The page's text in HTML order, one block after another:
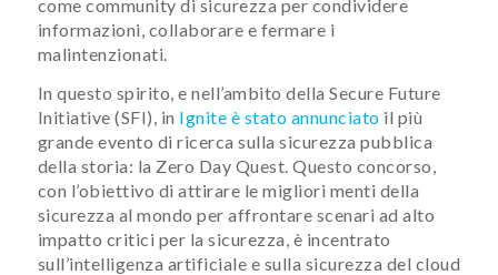
come community di sicurezza per condividere
informazioni, collaborare e fermare i
malintenzionati.
In questo spirito, e nell’ambito della Secure Future
Initiative (SFI), in Ignite è stato annunciato il più
grande evento di ricerca sulla sicurezza pubblica
della storia: la Zero Day Quest. Questo concorso,
con l’obiettivo di attirare le migliori menti della
sicurezza al mondo per affrontare scenari ad alto
impatto critici per la sicurezza, è incentrato
sull’intelligenza artificiale e sulla sicurezza del cloud